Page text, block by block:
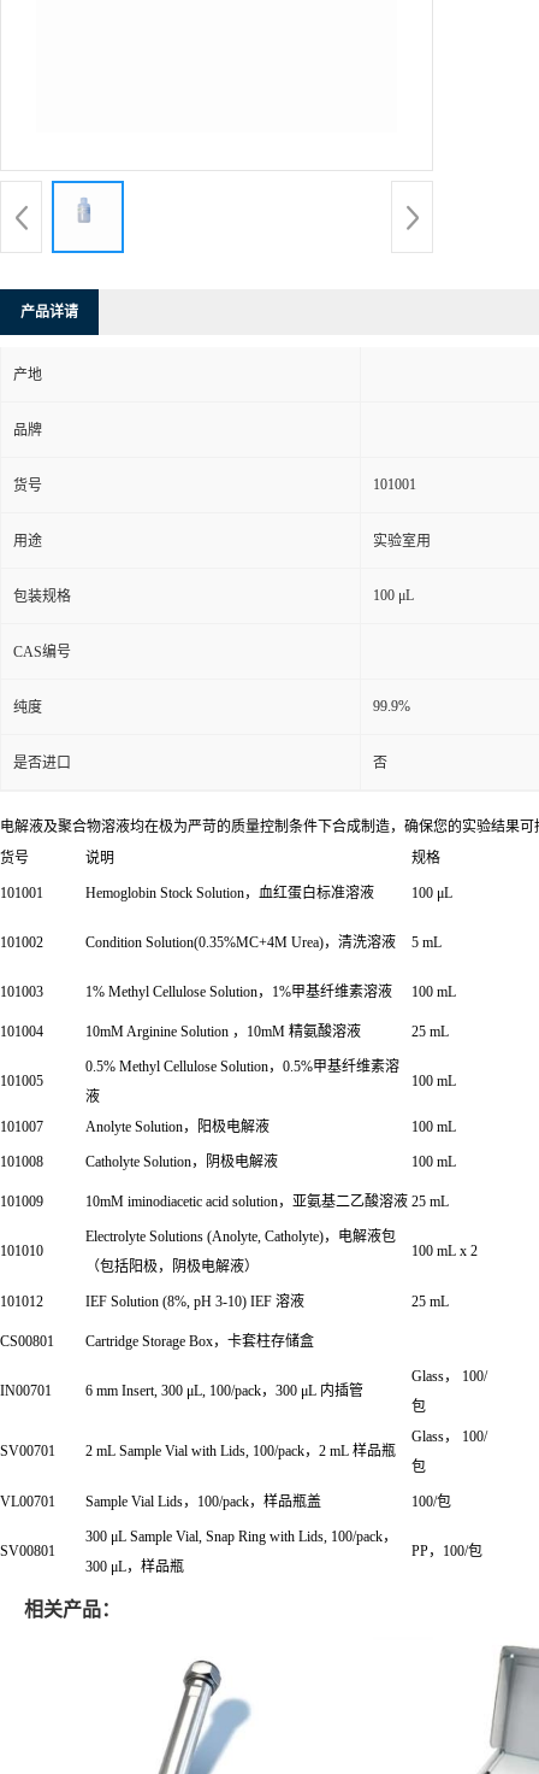
产品详请
产地
品牌
货号 101001
用途 实验室用
包装规格 100 μL
CAS编号
纯度 99.9%
是否进口 否
电解液及聚合物溶液均在极为严苛的质量控制条件下合成制造，确保您的实验结果
货号
说明 规格
101001 Hemoglobin Stock Solution，血红蛋白标准溶液 100 μL
101002 Condition Solution(0.35%MC+4M Urea)，清洗溶液 5 mL
101003 1% Methyl Cellulose Solution，1%甲基纤维素溶液 100 mL
101004 10mM Arginine Solution ，10mM 精氨酸溶液 25 mL
101005
0.5% Methyl Cellulose Solution，0.5%甲基纤维素溶
液
100 mL
101007 Anolyte Solution，阳极电解液 100 mL
101008 Catholyte Solution，阴极电解液 100 mL
101009 10mM iminodiacetic acid solution，亚氨基二乙酸溶液 25 mL
101010
Electrolyte Solutions (Anolyte, Catholyte)，电解液包
（包括阳极，阴极电解液）
100 mL x 2
101012 IEF Solution (8%, pH 3-10) IEF 溶液 25 mL
CS00801 Cartridge Storage Box，卡套柱存储盒
IN00701 6 mm Insert, 300 μL, 100/pack，300 μL 内插管
Glass， 100/
包
SV00701 2 mL Sample Vial with Lids, 100/pack，2 mL 样品瓶
Glass， 100/
包
VL00701 Sample Vial Lids，100/pack，样品瓶盖 100/包
SV00801
300 μL Sample Vial, Snap Ring with Lids, 100/pack，
300 μL，样品瓶
PP，100/包
相关产品：